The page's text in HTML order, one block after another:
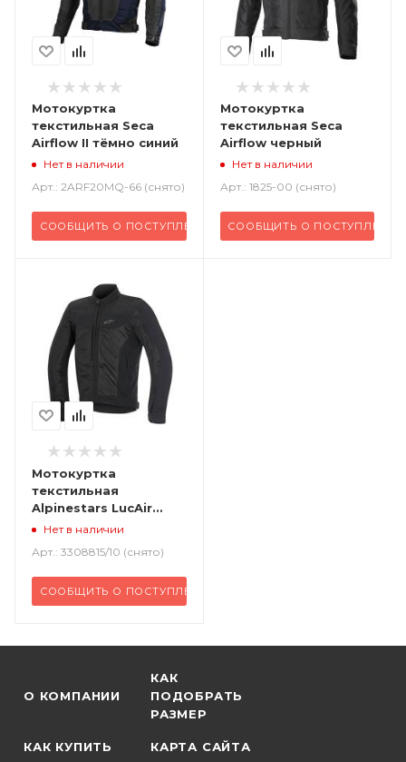
Мотокуртка
текстильная Seca
Airflow II тёмно синий
Нет в наличии
Арт.: 2ARF20MQ-66 (снято)
СООБЩИТЬ О ПОСТУПЛЕНИИ
Мотокуртка
текстильная Seca
Airflow черный
Нет в наличии
Арт.: 1825-00 (снято)
СООБЩИТЬ О ПОСТУПЛЕНИИ
Мотокуртка
текстильная
Alpinestars LucAir
черный
Нет в наличии
Арт.: 3308815/10 (снято)
СООБЩИТЬ О ПОСТУПЛЕНИИ
О КОМПАНИИ
КАК
ПОДОБРАТЬ
РАЗМЕР
КАК КУПИТЬ КАРТА САЙТА